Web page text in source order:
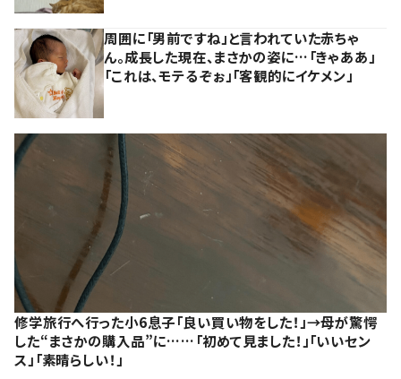
周囲に「男前ですね」と言われていた赤ちゃ
ん。成長した現在、まさかの姿に…「きゃああ」
「これは、モテるぞぉ」「客観的にイケメン」
修学旅行へ行った小6息子「良い買い物をした！」→母が驚愕
した“まさかの購入品”に……「初めて見ました！」「いいセン
ス」「素晴らしい！」